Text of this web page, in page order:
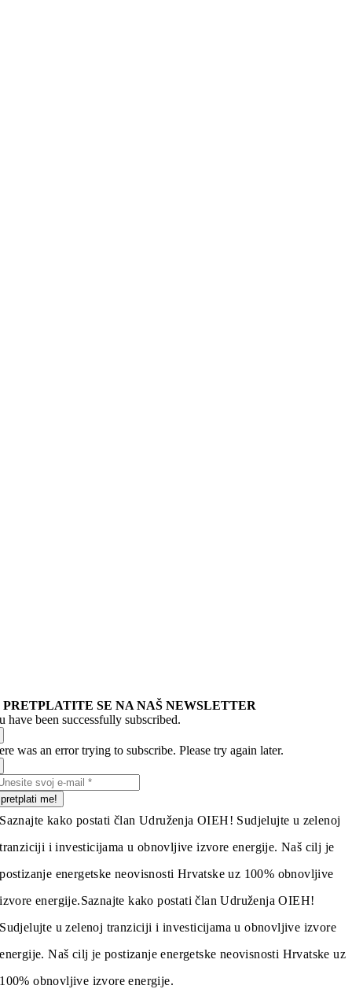
PRETPLATITE SE NA NAŠ NEWSLETTER
have been successfully subscribed.
was an error trying to subscribe. Please try again later.
pretplati me!
Saznajte kako postati član Udruženja OIEH! Sudjelujte u zelenoj
tranziciji i investicijama u obnovljive izvore energije. Naš cilj je
postizanje energetske neovisnosti Hrvatske uz 100% obnovljive
izvore energije.Saznajte kako postati član Udruženja OIEH!
Sudjelujte u zelenoj tranziciji i investicijama u obnovljive izvore
energije. Naš cilj je postizanje energetske neovisnosti Hrvatske uz
100% obnovljive izvore energije.